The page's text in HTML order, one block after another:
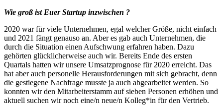
Wie groß ist Euer Startup inzwischen ?
2020 war für viele Unternehmen, egal welcher Größe, nicht einfach
und 2021 fängt genauso an. Aber es gab auch Unternehmen, die
durch die Situation einen Aufschwung erfahren haben. Dazu
gehörten glücklicherweise auch wir. Bereits Ende des ersten
Quartals hatten wir unsere Umsatzprognose für 2020 erreicht. Das
hat aber auch personelle Herausforderungen mit sich gebracht, denn
die gestiegene Nachfrage musste ja auch abgearbeitet werden. So
konnten wir den Mitarbeiterstamm auf sieben Personen erhöhen und
aktuell suchen wir noch eine/n neue/n Kolleg*in für den Vertrieb.